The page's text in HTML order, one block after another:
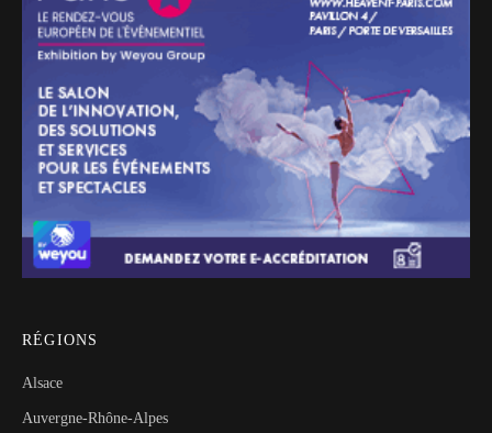
RÉGIONS
Alsace
Auvergne-Rhône-Alpes